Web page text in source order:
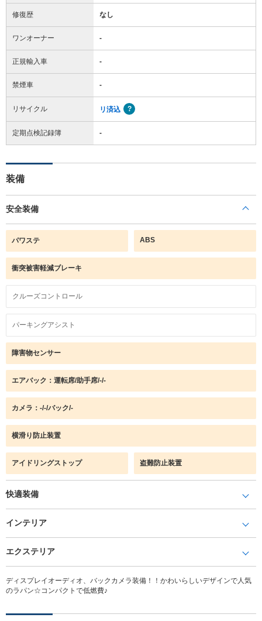
修復歴 なし
ワンオーナー -
正規輸入車 -
禁煙車 -
リサイクル リ済込
定期点検記録簿 -
装備
安全装備
パワステ ABS
衝突被害軽減ブレーキ
クルーズコントロール
パーキングアシスト
障害物センサー
エアバック：運転席/助手席/-/-
カメラ：-/-/バック/-
横滑り防止装置
アイドリングストップ 盗難防止装置
快適装備
インテリア
エクステリア
ディスプレイオーディオ、バックカメラ装備！！かわいらしいデザインで人気
のラパン☆コンパクトで低燃費♪